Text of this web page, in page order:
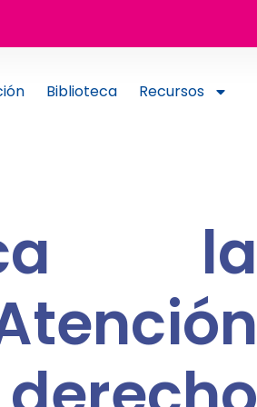
Biblioteca Recursos
la